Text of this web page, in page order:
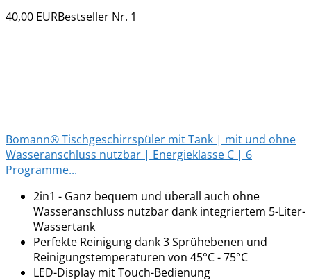
40,00 EURBestseller Nr. 1
Bomann® Tischgeschirrspüler mit Tank | mit und ohne
Wasseranschluss nutzbar | Energieklasse C | 6
Programme...
2in1 - Ganz bequem und überall auch ohne
Wasseranschluss nutzbar dank integriertem 5-Liter-
Wassertank
Perfekte Reinigung dank 3 Sprühebenen und
Reinigungstemperaturen von 45°C - 75°C
LED-Display mit Touch-Bedienung